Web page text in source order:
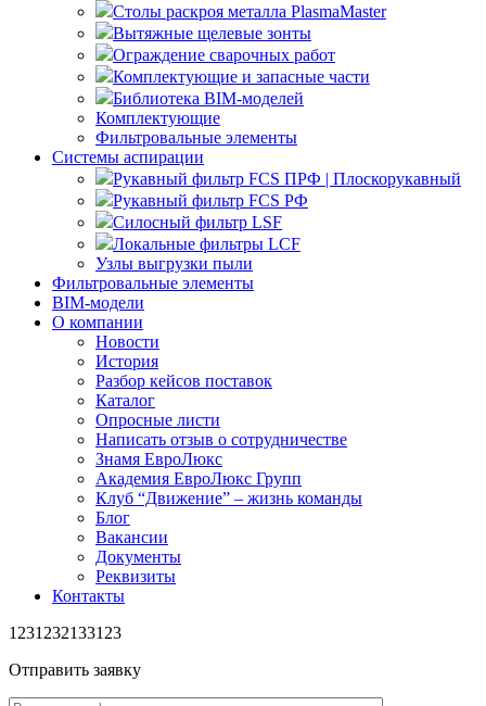
Столы раскроя металла PlasmaMaster
Вытяжные щелевые зонты
Ограждение сварочных работ
Комплектующие и запасные части
Библиотека BIM-моделей
Комплектующие
Фильтровальные элементы
Системы аспирации
Рукавный фильтр FCS ПРФ | Плоскорукавный
Рукавный фильтр FCS РФ
Силосный фильтр LSF
Локальные фильтры LCF
Узлы выгрузки пыли
Фильтровальные элементы
BIM-модели
О компании
Новости
История
Разбор кейсов поставок
Каталог
Опросные листи
Написать отзыв о сотрудничестве
Знамя ЕвроЛюкс
Академия ЕвроЛюкс Групп
Клуб “Движение” – жизнь команды
Блог
Вакансии
Документы
Реквизиты
Контакты
1231232133123
Отправить заявку